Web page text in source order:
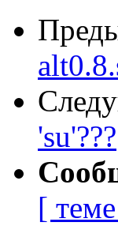
'su'???
[